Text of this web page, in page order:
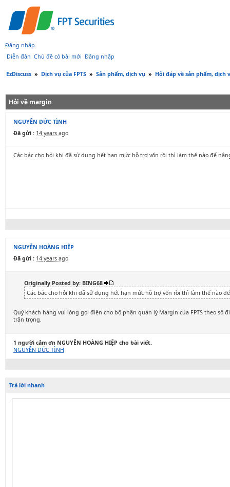
Đăng nhập.
Diễn đàn Chủ đề có bài mới Đăng nhập
EzDiscuss » Dịch vụ của FPTS » Sản phẩm, dịch vụ » Hỏi đáp về sản phẩm, dịch
Hỏi về margin
NGUYỄN ĐỨC TÌNH
Đã gửi : 14 years ago
Các bác cho hỏi khi đã sử dụng hết hạn mức hỗ trợ vốn rồi thì làm thế nào để
NGUYỄN HOÀNG HIỆP
Đã gửi : 14 years ago
Originally Posted by: BING68
Các bác cho hỏi khi đã sử dụng hết hạn mức hỗ trợ vốn rồi thì làm thế nào
Quý khách hàng vui lòng gọi điện cho bộ phận quản lý Margin của FPTS theo số
trân trọng.
1 người cảm ơn NGUYỄN HOÀNG HIỆP cho bài viết.
NGUYỄN ĐỨC TÌNH
Trả lời nhanh